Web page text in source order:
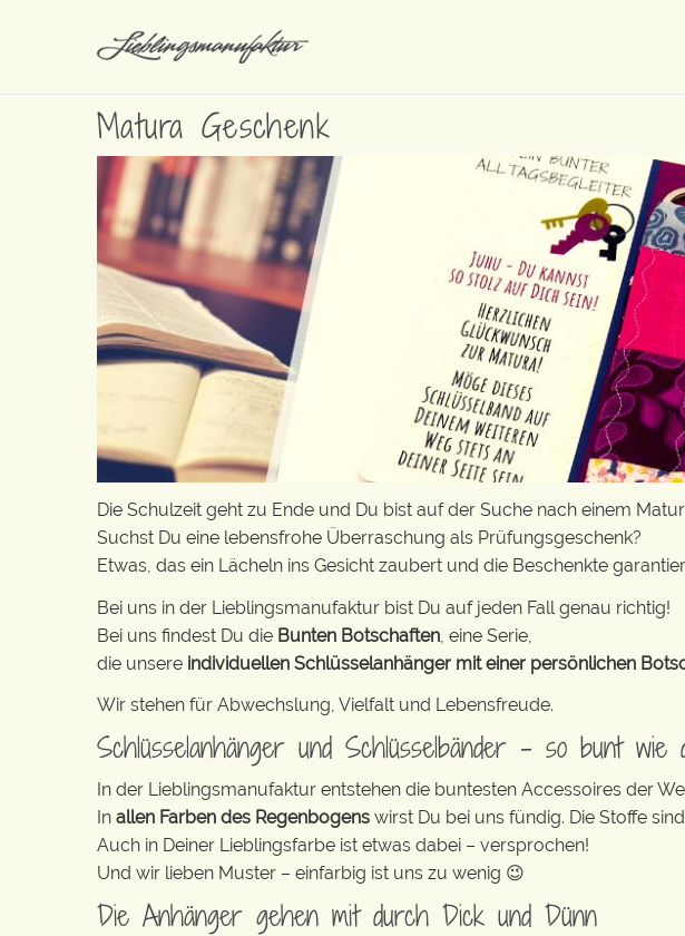
Matura Geschenk
Die Schulzeit geht zu Ende und Du bist auf der Suche nach einem
Suchst Du eine lebensfrohe Überraschung als Prüfungsgeschenk?
Etwas, das ein Lächeln ins Gesicht zaubert und die Beschenkte
Bei uns in der Lieblingsmanufaktur bist Du auf jeden Fall genau richtig!
Bei uns findest Du die Bunten Botschaften , eine Serie,
die unsere individuellen Schlüsselanhänger mit einer persönlichen
Wir stehen für Abwechslung, Vielfalt und Lebensfreude.
Schlüsselanhänger und Schlüsselbänder – so bunt wie
In der Lieblingsmanufaktur entstehen die buntesten Accessoires der
In allen Farben des Regenbogens wirst Du bei uns fündig. Die Stoffe
Auch in Deiner Lieblingsfarbe ist etwas dabei – versprochen!
Und wir lieben Muster – einfarbig ist uns zu wenig 😉
Die Anhänger gehen mit durch Dick und Dünn